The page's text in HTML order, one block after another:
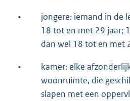
•
jongere: iemand in de
18 tot en met 29 jaar;
dan wel 18 tot en met
•
kamer: elke
woonruimte, die
slapen met een